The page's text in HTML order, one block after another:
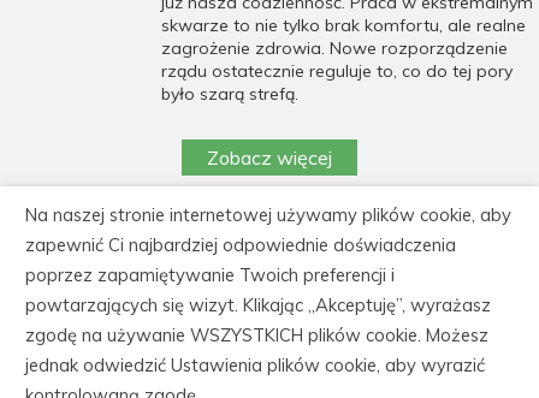
skwarze to nie tylko brak komfortu, ale realne
zagrożenie zdrowia. Nowe rozporządzenie
rządu ostatecznie reguluje to, co do tej pory
było szarą strefą.
Zobacz więcej
https://cedeka.pl/wp-
content/uploads/polityka_prywatnosci_cedeka.pdf
CEDEKA Centrum Doskonalenia Kadr, 86-105
Świecie, ul. Kiepury 30
tel.: 52 562 60 61, fax: 52 522 21 31, NIP: 559-
Na naszej stronie internetowej używamy plików cookie, aby
zapewnić Ci najbardziej odpowiednie doświadczenia
poprzez zapamiętywanie Twoich preferencji i
powtarzających się wizyt. Klikając „Akceptuję”, wyrażasz
zgodę na używanie WSZYSTKICH plików cookie. Możesz
jednak odwiedzić Ustawienia plików cookie, aby wyrazić